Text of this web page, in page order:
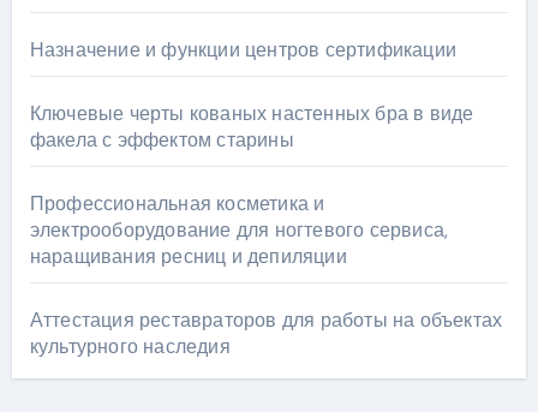
Назначение и функции центров сертификации
Ключевые черты кованых настенных бра в виде
факела с эффектом старины
Профессиональная косметика и
электрооборудование для ногтевого сервиса,
наращивания ресниц и депиляции
Аттестация реставраторов для работы на объектах
культурного наследия